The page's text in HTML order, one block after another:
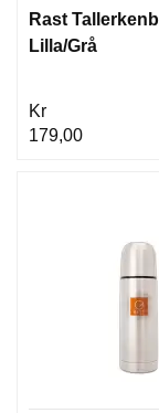
Rast
Lilla/Grå
Kr
179,00